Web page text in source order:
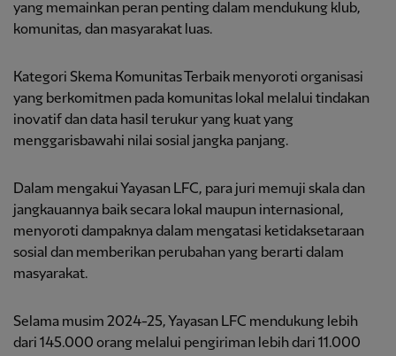
yang memainkan peran penting dalam mendukung klub,
komunitas, dan masyarakat luas.
Kategori Skema Komunitas Terbaik menyoroti organisasi
yang berkomitmen pada komunitas lokal melalui tindakan
inovatif dan data hasil terukur yang kuat yang
menggarisbawahi nilai sosial jangka panjang.
Dalam mengakui Yayasan LFC, para juri memuji skala dan
jangkauannya baik secara lokal maupun internasional,
menyoroti dampaknya dalam mengatasi ketidaksetaraan
sosial dan memberikan perubahan yang berarti dalam
masyarakat.
Selama musim 2024-25, Yayasan LFC mendukung lebih
dari 145.000 orang melalui pengiriman lebih dari 11.000